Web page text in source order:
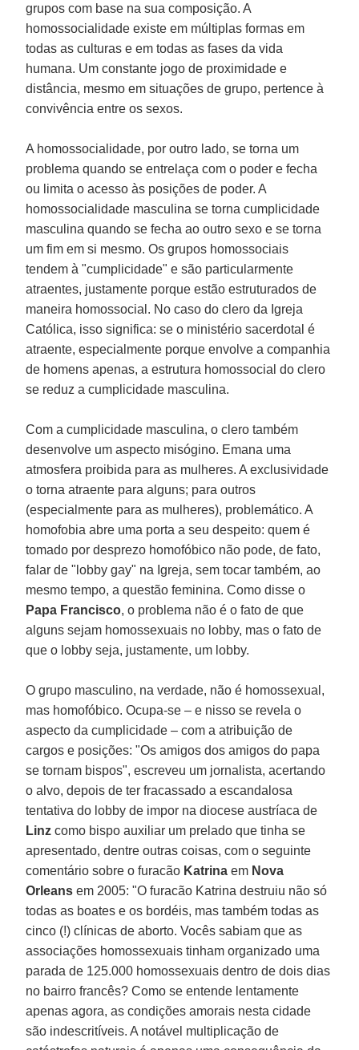
grupos com base na sua composição. A
homossocialidade existe em múltiplas formas em
todas as culturas e em todas as fases da vida
humana. Um constante jogo de proximidade e
distância, mesmo em situações de grupo, pertence à
convivência entre os sexos.
A homossocialidade, por outro lado, se torna um
problema quando se entrelaça com o poder e fecha
ou limita o acesso às posições de poder. A
homossocialidade masculina se torna cumplicidade
masculina quando se fecha ao outro sexo e se torna
um fim em si mesmo. Os grupos homossociais
tendem à "cumplicidade" e são particularmente
atraentes, justamente porque estão estruturados de
maneira homossocial. No caso do clero da Igreja
Católica, isso significa: se o ministério sacerdotal é
atraente, especialmente porque envolve a companhia
de homens apenas, a estrutura homossocial do clero
se reduz a cumplicidade masculina.
Com a cumplicidade masculina, o clero também
desenvolve um aspecto misógino. Emana uma
atmosfera proibida para as mulheres. A exclusividade
o torna atraente para alguns; para outros
(especialmente para as mulheres), problemático. A
homofobia abre uma porta a seu despeito: quem é
tomado por desprezo homofóbico não pode, de fato,
falar de "lobby gay" na Igreja, sem tocar também, ao
mesmo tempo, a questão feminina. Como disse o
Papa Francisco, o problema não é o fato de que
alguns sejam homossexuais no lobby, mas o fato de
que o lobby seja, justamente, um lobby.
O grupo masculino, na verdade, não é homossexual,
mas homofóbico. Ocupa-se – e nisso se revela o
aspecto da cumplicidade – com a atribuição de
cargos e posições: "Os amigos dos amigos do papa
se tornam bispos", escreveu um jornalista, acertando
o alvo, depois de ter fracassado a escandalosa
tentativa do lobby de impor na diocese austríaca de
Linz como bispo auxiliar um prelado que tinha se
apresentado, dentre outras coisas, com o seguinte
comentário sobre o furacão Katrina em Nova
Orleans em 2005: "O furacão Katrina destruiu não só
todas as boates e os bordéis, mas também todas as
cinco (!) clínicas de aborto. Vocês sabiam que as
associações homossexuais tinham organizado uma
parada de 125.000 homossexuais dentro de dois dias
no bairro francês? Como se entende lentamente
apenas agora, as condições amorais nesta cidade
são indescritíveis. A notável multiplicação de